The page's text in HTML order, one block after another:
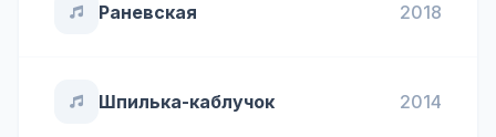
Раневская 2018
Шпилька-каблучок 2014